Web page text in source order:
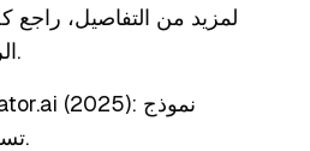
لمزيد من التفاصيل،
الرؤى على مشروعك.
تسعير الدفع لكل كتاب.